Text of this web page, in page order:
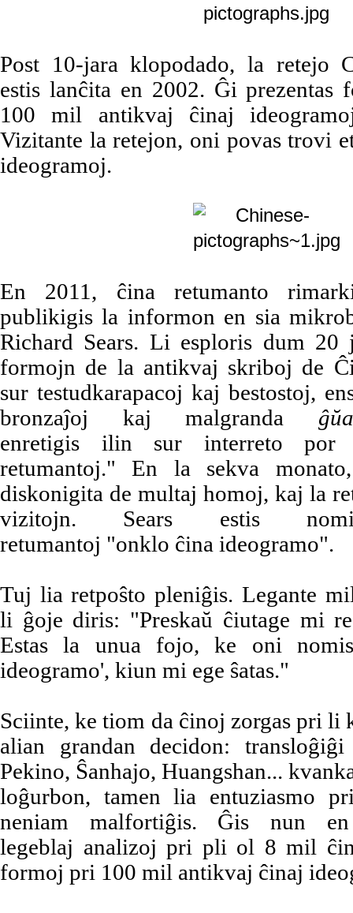
Post 10-jara klopodado, la retejo
estis lanĉita en 2002. Ĝi prezentas
100 mil antikvaj ĉinaj
Vizitante la retejon, oni povas trovi
ideogramoj.
En 2011, ĉina retumanto
publikigis la informon en sia
Richard Sears. Li esploris dum
formojn de la antikvaj skriboj de
sur testudkarapacoj kaj bestostoj,
bronzaĵoj kaj malgranda
enretigis ilin sur interreto por
retumantoj." En la sekva
diskonigita de multaj homoj, kaj la
vizitojn. Sears estis
retumantoj "onklo ĉina ideogramo".
Tuj lia retpoŝto pleniĝis. Legante
li ĝoje diris: "Preskaŭ ĉiutage mi
Estas la unua fojo, ke oni
ideogramo', kiun mi ege ŝatas."
Sciinte, ke tiom da ĉinoj zorgas pri li
alian grandan decidon:
Pekino, Ŝanhajo, Huangshan...
loĝurbon, tamen lia entuziasmo
neniam malfortiĝis. Ĝis nun
legeblaj analizoj pri pli ol 8 mil
formoj pri 100 mil antikvaj ĉinaj